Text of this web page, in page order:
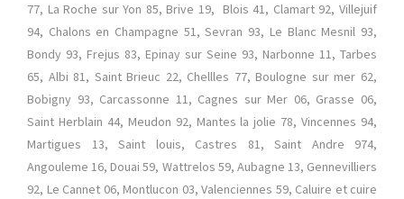
77, La Roche sur Yon 85, Brive 19, Blois 41, Clamart 92, Villejuif
94, Chalons en Champagne 51, Sevran 93, Le Blanc Mesnil 93,
Bondy 93, Frejus 83, Epinay sur Seine 93, Narbonne 11, Tarbes
65, Albi 81, Saint Brieuc 22, Chellles 77, Boulogne sur mer 62,
Bobigny 93, Carcassonne 11, Cagnes sur Mer 06, Grasse 06,
Saint Herblain 44, Meudon 92, Mantes la jolie 78, Vincennes 94,
Martigues 13, Saint louis, Castres 81, Saint Andre 974,
Angouleme 16, Douai 59, Wattrelos 59, Aubagne 13, Gennevilliers
92, Le Cannet 06, Montlucon 03, Valenciennes 59, Caluire et cuire